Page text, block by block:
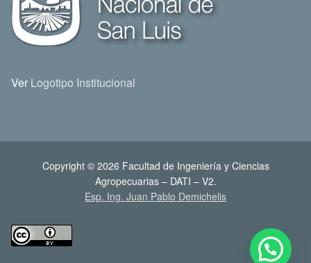
Ver Logotipo Institucional
Copyright © 2026 Facultad de Ingeniería y Ciencias
Agropecuarias – DATI – V2.
Esp. Ing. Juan Pablo Demichelis